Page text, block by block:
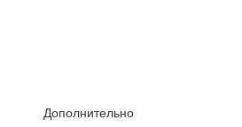
Дополнительно